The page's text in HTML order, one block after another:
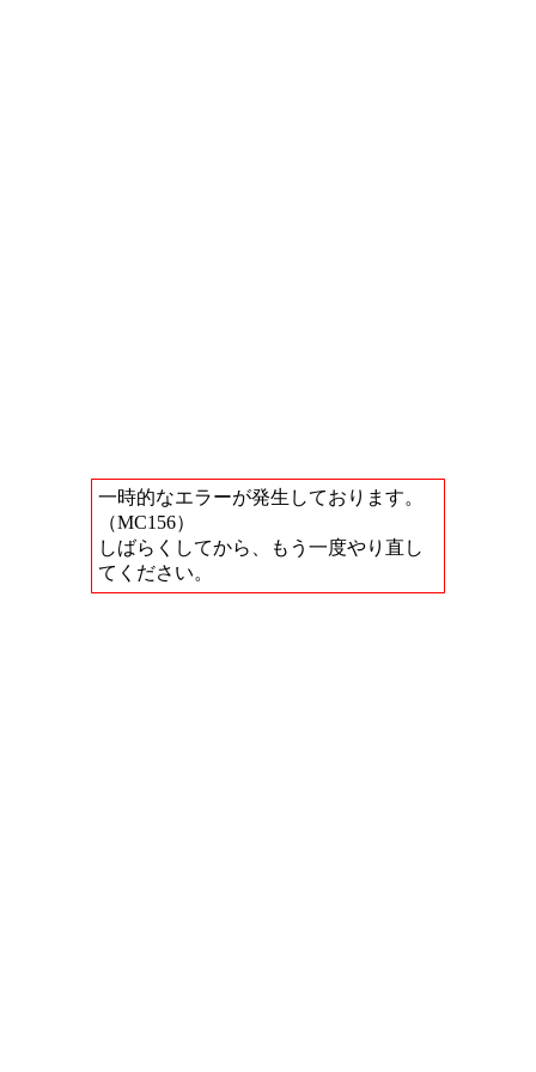
一時的なエラーが発生しております。
（MC156）
しばらくしてから、もう一度やり直し
てください。